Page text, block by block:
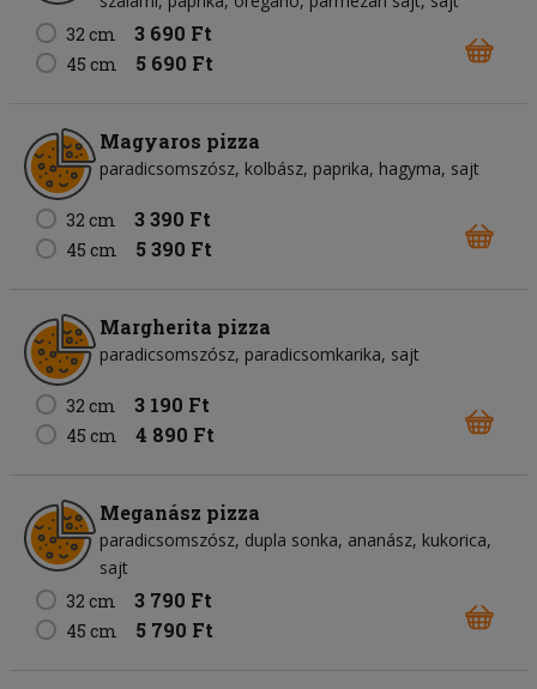
32 cm
3 690 Ft
45 cm 5 690 Ft
Magyaros pizza
paradicsomszósz kolbász paprika hagyma sajt
32 cm 3 390 Ft
45 cm 5 390 Ft
Margherita pizza
paradicsomszósz paradicsomkarika sajt
32 cm 3 190 Ft
45 cm 4 890 Ft
Meganász pizza
paradicsomszósz dupla sonka ananász kukorica
sajt
32 cm
3 790 Ft
45 cm 5 790 Ft